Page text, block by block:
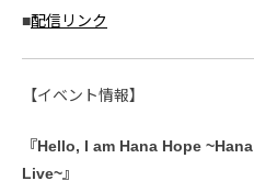
■配信リンク
【イベント情報】
『Hello, I am Hana Hope
Live~』